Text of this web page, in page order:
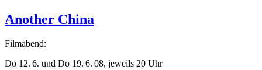
Another China
Filmabend:
Do 12. 6. und Do 19. 6. 08, jeweils 20 Uhr